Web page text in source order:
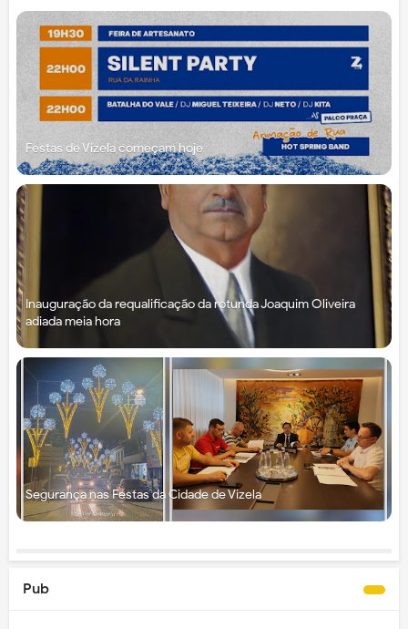
Festas de Vizela começam hoje
Inauguração da requalificação da rotunda Joaquim Oliveira
adiada meia hora
Segurança nas Festas da Cidade de Vizela
Pub